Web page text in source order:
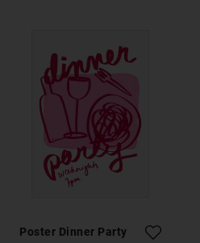
Poster Dinner Party